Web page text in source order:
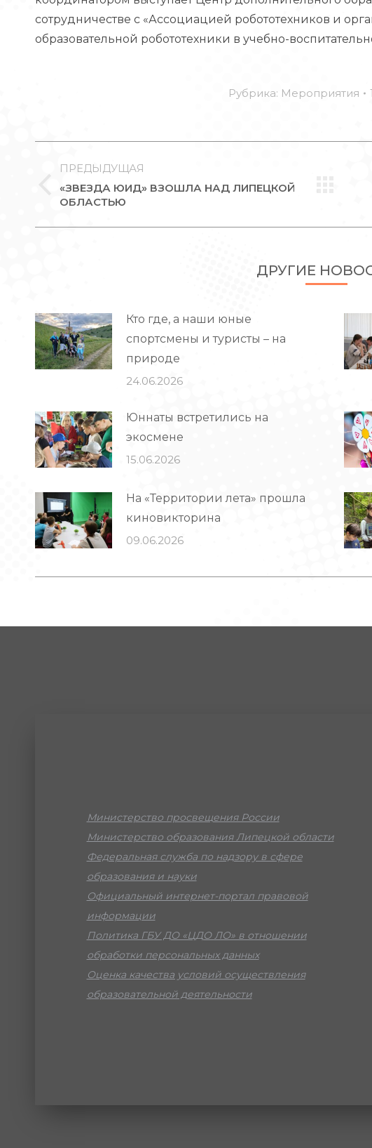
сотрудничестве с «Ассоциацией робототехников и
образовательной робототехники в учебно-
Рубрика: Мероприятия
ПО
ЗАПИСЯМ
ПРЕДЫДУЩАЯ
Предыдущая
«ЗВЕЗДА ЮИД» ВЗОШЛА НАД ЛИПЕЦКОЙ
ОБЛАСТЬЮ
ДРУГИЕ
Кто где, а наши юные
спортсмены и туристы – на
природе
24.06.2026
Юннаты встретились на
экосмене
15.06.2026
На «Территории лета» прошла
киновикторина
09.06.2026
Министерство просвещения России
Министерство образования Липецкой области
Федеральная служба по надзору в сфере
образования и науки
Официальный интернет-портал правовой
информации
Политика ГБУ ДО «ЦДО ЛО» в отношении
обработки персональных данных
Оценка качества условий осуществления
образовательной деятельности